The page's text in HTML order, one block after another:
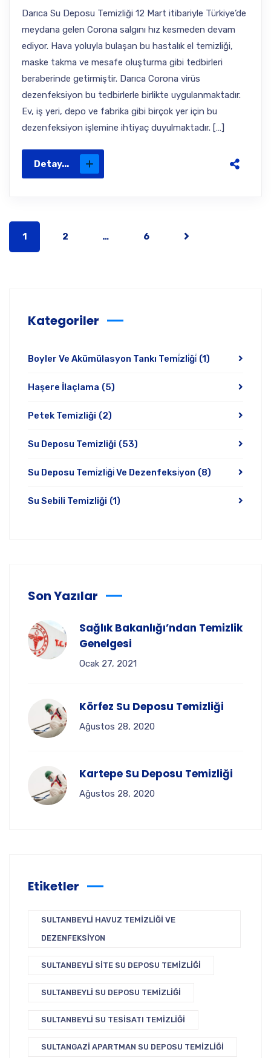
Darıca Su Deposu Temizliği 12 Mart itibariyle Türkiye’de
meydana gelen Corona salgını hız kesmeden devam
ediyor. Hava yoluyla bulaşan bu hastalık el temizliği,
maske takma ve mesafe oluşturma gibi tedbirleri
beraberinde getirmiştir. Darıca Corona virüs
dezenfeksiyon bu tedbirlerle birlikte uygulanmaktadır.
Ev, iş yeri, depo ve fabrika gibi birçok yer için bu
dezenfeksiyon işlemine ihtiyaç duyulmaktadır. […]
Detay...
1 2 … 6
Kategoriler
Boyler Ve Akümülasyon Tankı Temi̇zli̇ği̇ (1)
Haşere İlaçlama (5)
Petek Temizliği (2)
Su Deposu Temizliği (53)
Su Deposu Temi̇zli̇ği̇ Ve Dezenfeksi̇yon (8)
Su Sebili Temizliği (1)
Son Yazılar
Sağlık Bakanlığı’ndan Temizlik
Genelgesi
Ocak 27, 2021
Körfez Su Deposu Temizliği
Ağustos 28, 2020
Kartepe Su Deposu Temizliği
Ağustos 28, 2020
Etiketler
SULTANBEYLI HAVUZ TEMIZLIĞI VE
DEZENFEKSIYON
SULTANBEYLI SITE SU DEPOSU TEMIZLIĞI
SULTANBEYLI SU DEPOSU TEMIZLIĞI
SULTANBEYLI SU TESISATI TEMIZLIĞI
SULTANGAZI APARTMAN SU DEPOSU TEMIZLIĞI